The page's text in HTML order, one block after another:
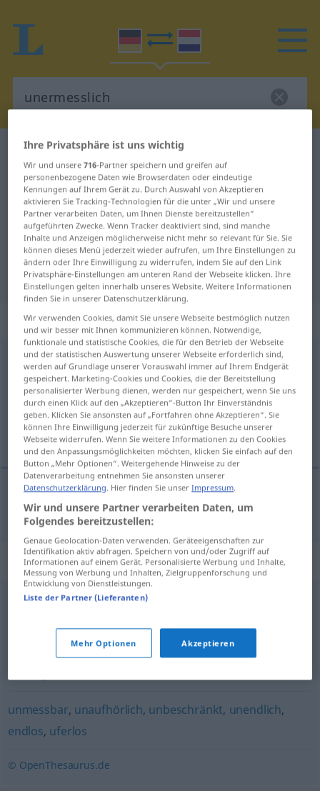
Deutsch-Niederländisch Wörterbuch
unermesslich
Deutsch-Niederländisch
Übersetzung für "unermesslich"
"unermesslich" Niederländisch
Übersetzung
„unermesslich“
unermesslich
Übersicht aller Übersetzungen
(Für mehr Details die Übersetzung anklicken/antippen)
onmetelijk
onmetelijk unermesslich
Synonyme für "unermesslich"
,aberwitzig,enorm ,gewaltig,überdimensional
,gigantisch,monumental,astronomisch
unmessbar, unaufhörlich, unbeschränkt, unendlich,
endlos, uferlos
© OpenThesaurus.de
Ihre Privatsphäre ist uns wichtig
Wir und unsere716-Partner speichern und greifen auf
personenbezogene Daten wie Browserdaten oder eindeutige
Kennungen auf Ihrem Gerät zu. Durch Auswahl von Akzeptieren
aktivieren Sie Tracking-Technologien für die unter „Wir und unsere
Partner verarbeiten Daten, um Ihnen Dienste bereitzustellen“
aufgeführten Zwecke. Wenn Tracker deaktiviert sind, sind manche
Inhalte und Anzeigen möglicherweise nicht mehr so relevant für Sie. Sie
können dieses Menü jederzeit wieder aufrufen, um Ihre Einstellungen zu
ändern oder Ihre Einwilligung zu widerrufen, indem Sie auf den Link
Privatsphäre-Einstellungen am unteren Rand der Webseite klicken. Ihre
Einstellungen gelten innerhalb unseres Website. Weitere Informationen
finden Sie in unserer Datenschutzerklärung.
Wir verwenden Cookies, damit Sie unsere Webseite bestmöglich nutzen
und wir besser mit Ihnen kommunizieren können. Notwendige,
funktionale und statistische Cookies, die für den Betrieb der Webseite
und der statistischen Auswertung unserer Webseite erforderlich sind,
werden auf Grundlage unserer Vorauswahl immer auf Ihrem Endgerät
gespeichert. Marketing-Cookies und Cookies, die der Bereitstellung
personalisierter Werbung dienen, werden nur gespeichert, wenn Sie uns
durch einen Klick auf den „Akzeptieren“-Button Ihr Einverständnis
geben. Klicken Sie ansonsten auf „Fortfahren ohne Akzeptieren“. Sie
können Ihre Einwilligung jederzeit für zukünftige Besuche unserer
Webseite widerrufen. Wenn Sie weitere Informationen zu den Cookies
und den Anpassungsmöglichkeiten möchten, klicken Sie einfach auf den
Button „Mehr Optionen“. Weitergehende Hinweise zu der
Datenverarbeitung entnehmen Sie ansonsten unserer
Datenschutzerklärung. Hier finden Sie unserImpressum.
Wir und unsere Partner verarbeiten Daten, um
Folgendes bereitzustellen:
Genaue Geolocation-Daten verwenden. Geräteeigenschaften zur
Identifikation aktiv abfragen. Speichern von und/oder Zugriff auf
Informationen auf einem Gerät. Personalisierte Werbung und Inhalte,
Messung von Werbung und Inhalten, Zielgruppenforschung und
Entwicklung von Dienstleistungen.
Liste der Partner (Lieferanten)
Mehr Optionen Akzeptieren